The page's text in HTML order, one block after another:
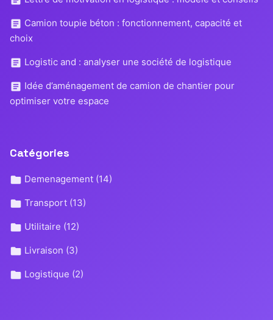
Camion toupie béton : fonctionnement, capacité et
choix
Logistic and : analyser une société de logistique
Idée d’aménagement de camion de chantier pour
optimiser votre espace
Catégories
Demenagement (14)
Transport (13)
Utilitaire (12)
Livraison (3)
Logistique (2)